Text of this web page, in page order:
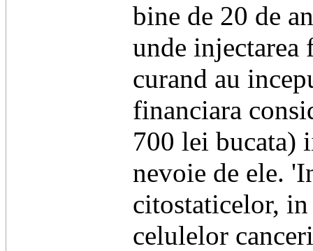
bine de 20 de
unde injectarea
curand au
financiara
700 lei bucata)
nevoie de ele.
citostaticelor, in
celulelor